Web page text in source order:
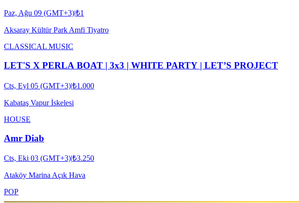
Paz, Ağu 09 (GMT+3)|₺1
Aksaray Kültür Park Amfi Tiyatro
CLASSICAL MUSIC
LET'S X PERLA BOAT | 3x3 | WHITE PARTY | LET’S PROJECT
Cts, Eyl 05 (GMT+3)|₺1.000
Kabataş Vapur İskelesi
HOUSE
Amr Diab
Cts, Eki 03 (GMT+3)|₺3.250
Ataköy Marina Açık Hava
POP